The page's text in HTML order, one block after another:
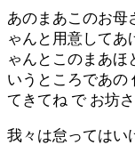
あのまあこのお母
ゃんと用意してあ
ゃんとこのまあほ
いうところであの
てきてね で お坊
我々は怠ってはい